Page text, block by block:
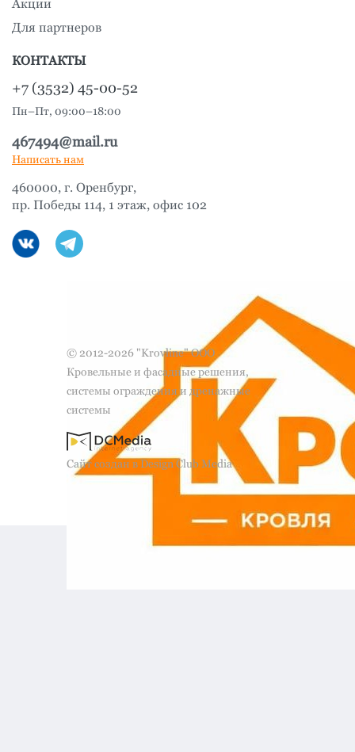
© 2012-2026 "Krovline" ООО
Кровельные и фасадные решения,
системы ограждения и дренажные
системы
Сайт создан в Design Club Media
Акции
Для партнеров
КОНТАКТЫ
+7 (3532) 45-00-52
Пн–Пт, 09:00–18:00
467494@mail.ru
Написать нам
460000, г. Оренбург,
пр. Победы 114, 1 этаж, офис 102